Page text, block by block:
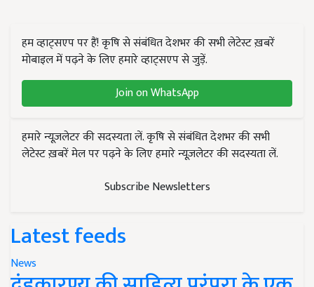
हम व्हाट्सएप पर हैं! कृषि से संबंधित देशभर की सभी लेटेस्ट ख़बरें
मोबाइल में पढ़ने के लिए हमारे व्हाट्सएप से जुड़ें.
Join on WhatsApp
हमारे न्यूज़लेटर की सदस्यता लें. कृषि से संबंधित देशभर की सभी
लेटेस्ट ख़बरें मेल पर पढ़ने के लिए हमारे न्यूज़लेटर की सदस्यता लें.
Subscribe Newsletters
Latest feeds
News